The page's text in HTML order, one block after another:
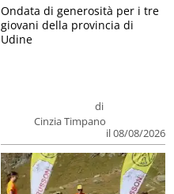
di
Cinzia Timpano
il 08/08/2026
Ondata di generosità per i tre
giovani della provincia di
Udine